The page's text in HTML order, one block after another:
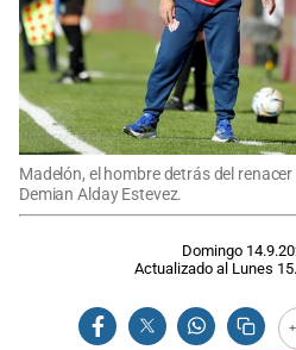
Madelón, el hombre detrás del
Demian Alday Estevez.
Domingo
Actualizado al Lunes